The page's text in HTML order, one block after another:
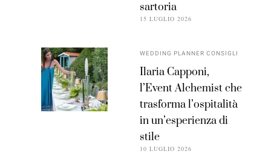
sartoria
15 LUGLIO 2026
WEDDING PLANNER CONSIGLI
Ilaria Capponi,
l’Event Alchemist che
trasforma l’ospitalità
in un’esperienza di
stile
10 LUGLIO 2026